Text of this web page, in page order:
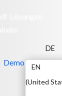
Lösungen
DE
EN
(United
Demo